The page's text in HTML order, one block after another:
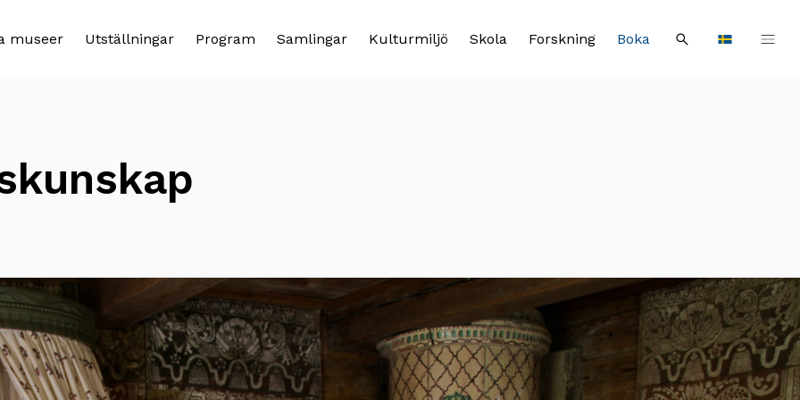
Languages
museer Utställningar Program Samlingar Kulturmiljö Skola Forskning Boka Sök